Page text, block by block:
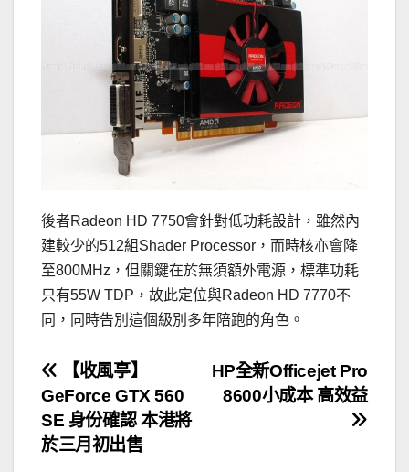
後者Radeon HD 7750會針對低功耗設計，雖然內
建較少的512組Shader Processor，而時核亦會降
至800MHz，但關鍵在於無須額外電源，標準功耗
只有55W TDP，故此定位與Radeon HD 7770不
同，同時告別這個級別多年陪跑的角色。
文
章
導
HP全新Officejet Pro
8600小成本 高效益
【收風亭】
GeForce GTX 560
SE 身份確認 本港將
於三月初出售